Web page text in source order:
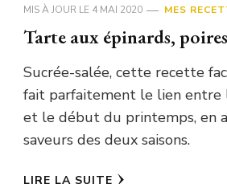
MIS À JOUR LE 4 MAI 2020 MES
Tarte aux épinards,
Sucrée-salée, cette recette
fait parfaitement le lien entre
et le début du printemps, en
saveurs des deux saisons.
LIRE LA SUITE